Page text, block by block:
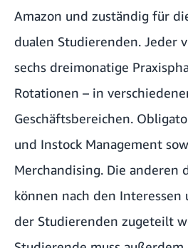
Amazon und zuständig für
dualen Studierenden. Jeder
sechs dreimonatige
Rotationen – in
Geschäftsbereichen.
und Instock Management
Merchandising. Die anderen
können nach den Interessen
der Studierenden zugeteilt